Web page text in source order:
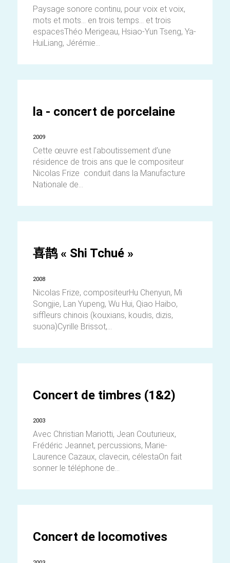
Paysage sonore continu, pour voix et voix,
mots et mots... en trois temps... et trois
espacesThéo Merigeau, Hsiao-Yun Tseng, Ya-
HuiLiang, Jérémie...
la - concert de porcelaine
2009
Cette œuvre est l’aboutissement d’une
résidence de trois ans que le compositeur
Nicolas Frize conduit dans la Manufacture
Nationale de...
喜鹊 « Shi Tchué »
2008
Nicolas Frize, compositeurHu Chenyun, Mi
Songjie, Lan Yupeng, Wu Hui, Qiao Haibo,
siffleurs chinois (kouxians, koudis, dizis,
suona)Cyrille Brissot,...
Concert de timbres (1&2)
2003
Avec Christian Mariotti, Jean Couturieux,
Frédéric Jeannet, percussions, Marie-
Laurence Cazaux, clavecin, célestaOn fait
sonner le téléphone de...
Concert de locomotives